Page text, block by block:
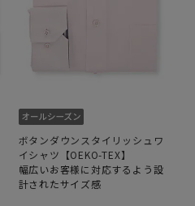
ボタンダウンスタイリッシュワ
イシャツ【OEKO-TEX】
幅広いお客様に対応するよう設
計されたサイズ感